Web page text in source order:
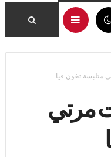
متلبسة تخون فيا
مرتي